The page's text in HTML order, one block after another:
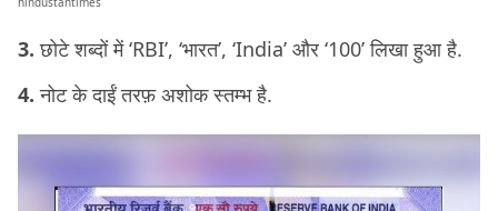
3. छोटे शब्दों में ‘RBI’, ‘भारत’, ‘India’ और ‘100’ लिखा हुआ है.
4. नोट के दाईं तरफ़ अशोक स्तम्भ है.